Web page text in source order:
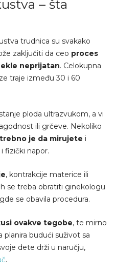
– šta
trudnica su svakako
zaključiti da ceo proces
neprijatan. Celokupna
traje između 30 i 60
ploda ultrazvukom, a vi
ili grčeve. Nekoliko
je da mirujete i
fizički napor.
, kontrakcije materice ili
se treba obratiti ginekologu
se obavila procedura.
ovakve tegobe, te mirno
planira budući suživot sa
dete drži u naručju,
.